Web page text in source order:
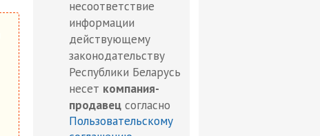
несоответствие
информации
действующему
законодательству
Республики Беларусь
несет компания-
продавец согласно
Пользовательскому